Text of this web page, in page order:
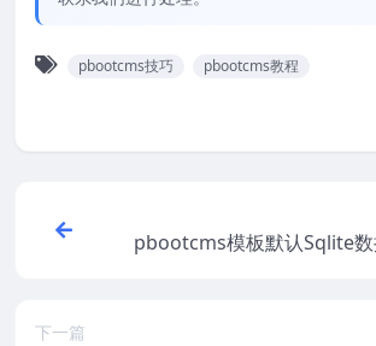
pbootcms技巧 pbootcms教程
pbootcms模板默认Sqlite
下一篇